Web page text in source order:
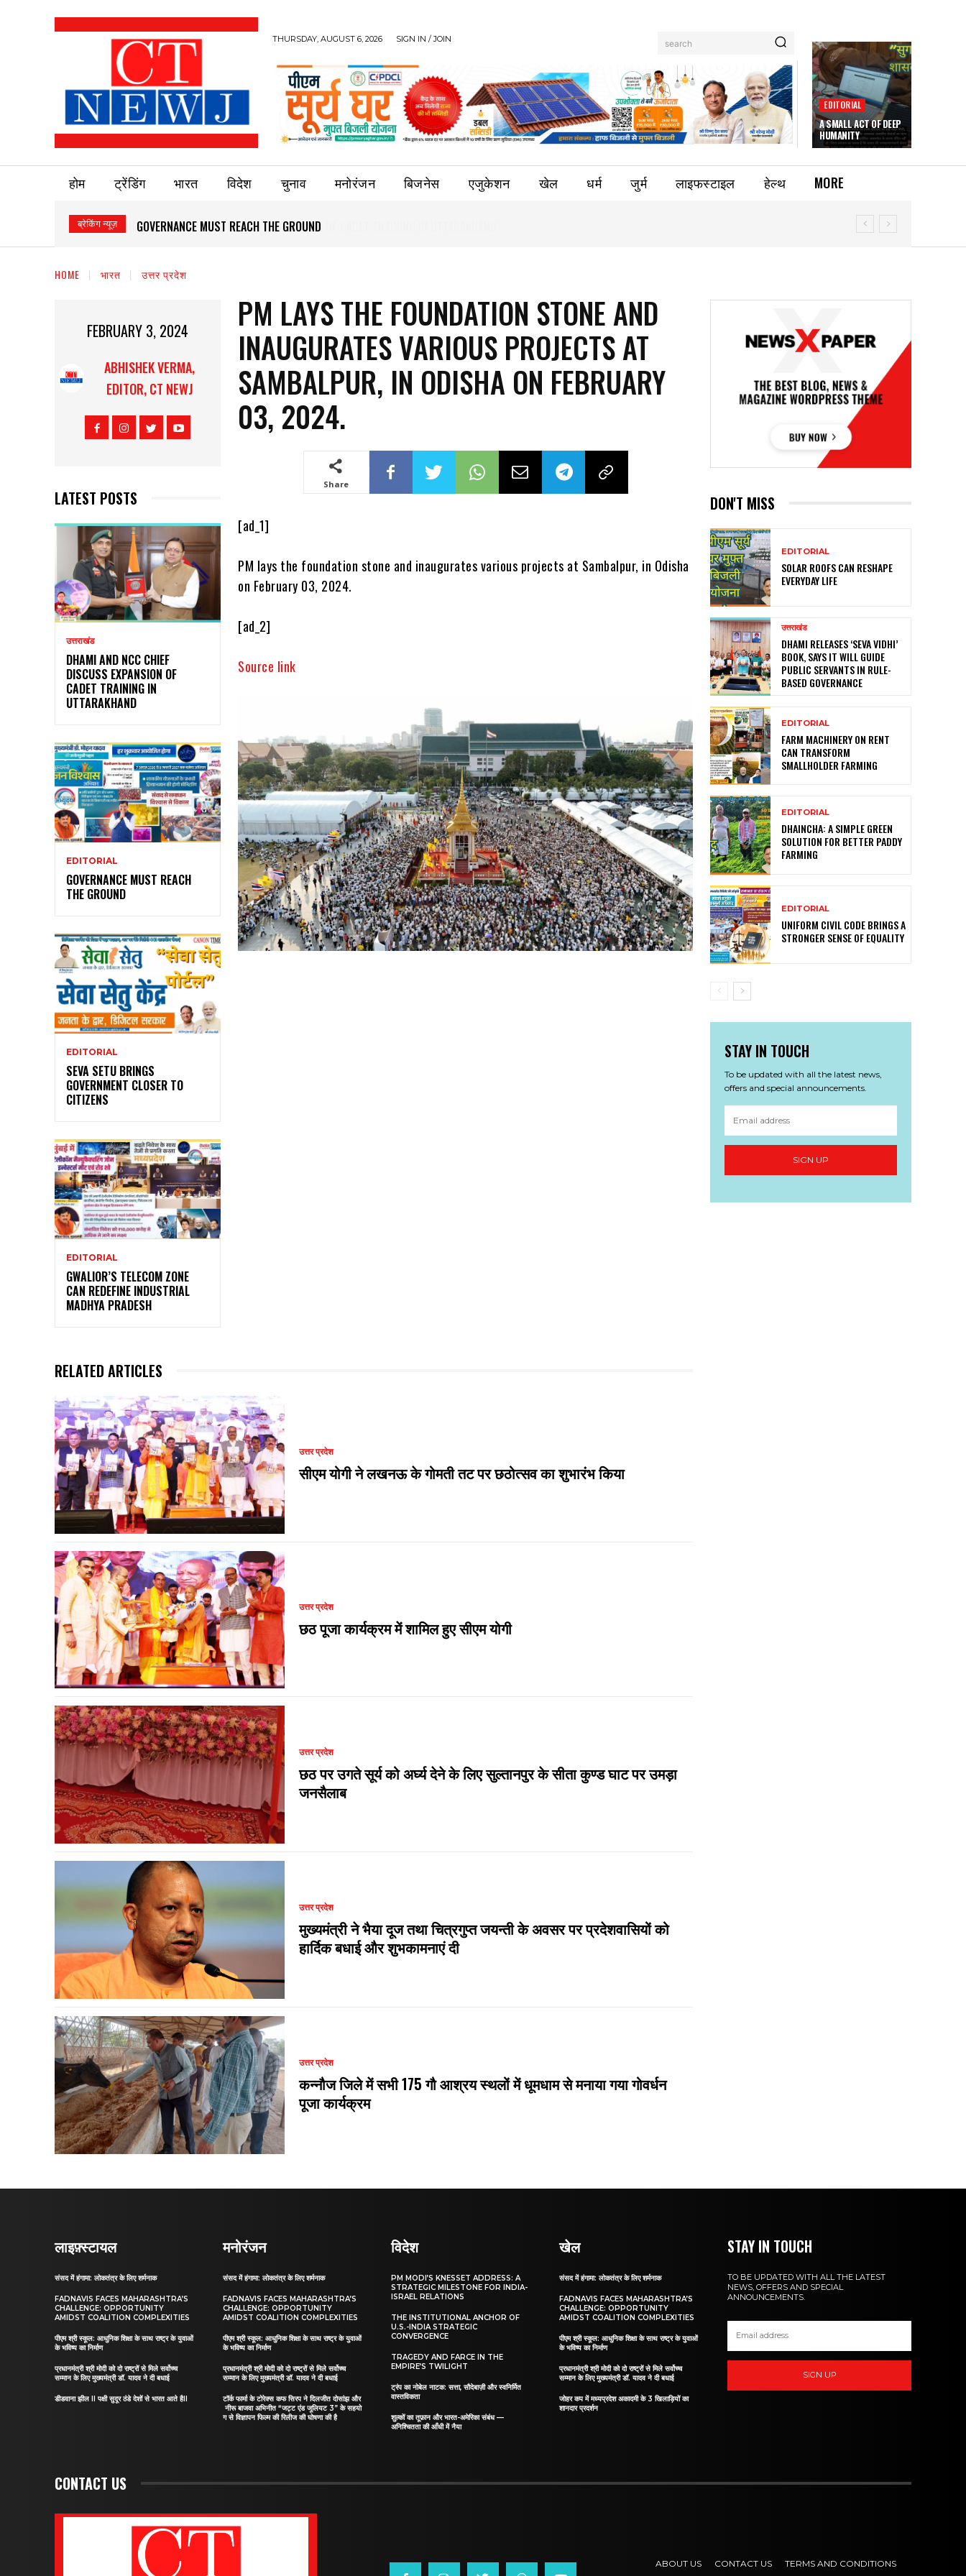
THURSDAY, AUGUST 6, 2026 SIGN IN / JOIN search
EDITORIAL
A SMALL ACT OF DEEP
HUMANITY
होम ट्रेंडिंग भारत विदेश चुनाव मनोरंजन बिजनेस एजुकेशन खेल धर्म जुर्म लाइफस्टाइल हेल्थ MORE
ब्रेकिंग न्यूज़ GOVERNANCE MUST REACH THE GROUND
HOME भारत उत्तर प्रदेश
FEBRUARY 3, 2024
ABHISHEK VERMA,
EDITOR, CT NEWJ
LATEST POSTS
उत्तराखंड
DHAMI AND NCC CHIEF
DISCUSS EXPANSION OF
CADET TRAINING IN
UTTARAKHAND
EDITORIAL
GOVERNANCE MUST REACH
THE GROUND
EDITORIAL
SEVA SETU BRINGS
GOVERNMENT CLOSER TO
CITIZENS
EDITORIAL
GWALIOR’S TELECOM ZONE
CAN REDEFINE INDUSTRIAL
MADHYA PRADESH
PM LAYS THE FOUNDATION STONE AND
INAUGURATES VARIOUS PROJECTS AT
SAMBALPUR, IN ODISHA ON FEBRUARY
03, 2024.
Share
[ad_1]
PM lays the foundation stone and inaugurates various projects at Sambalpur, in Odisha
on February 03, 2024.
[ad_2]
Source link
RELATED ARTICLES
उत्तर प्रदेश
सीएम योगी ने लखनऊ के गोमती तट पर छठोत्सव का शुभारंभ किया
उत्तर प्रदेश
छठ पूजा कार्यक्रम में शामिल हुए सीएम योगी
उत्तर प्रदेश
छठ पर उगते सूर्य को अर्घ्य देने के लिए सुल्तानपुर के सीता कुण्ड घाट पर उमड़ा
जनसैलाब
उत्तर प्रदेश
मुख्यमंत्री ने भैया दूज तथा चित्रगुप्त जयन्ती के अवसर पर प्रदेशवासियों को
हार्दिक बधाई और शुभकामनाएं दी
उत्तर प्रदेश
कन्नौज जिले में सभी 175 गौ आश्रय स्थलों में धूमधाम से मनाया गया गोवर्धन
पूजा कार्यक्रम
DON'T MISS
EDITORIAL
SOLAR ROOFS CAN RESHAPE
EVERYDAY LIFE
उत्तराखंड
DHAMI RELEASES ‘SEVA VIDHI’
BOOK, SAYS IT WILL GUIDE
PUBLIC SERVANTS IN RULE-
BASED GOVERNANCE
EDITORIAL
FARM MACHINERY ON RENT
CAN TRANSFORM
SMALLHOLDER FARMING
EDITORIAL
DHAINCHA: A SIMPLE GREEN
SOLUTION FOR BETTER PADDY
FARMING
EDITORIAL
UNIFORM CIVIL CODE BRINGS A
STRONGER SENSE OF EQUALITY
STAY IN TOUCH
To be updated with all the latest news,
offers and special announcements.
SIGN UP
लाइफ़्स्टायल
संसद में हंगामा: लोकतंत्र के लिए शर्मनाक
FADNAVIS FACES MAHARASHTRA’S
CHALLENGE: OPPORTUNITY
AMIDST COALITION COMPLEXITIES
पीएम श्री स्कूल: आधुनिक शिक्षा के साथ राष्ट्र के युवाओं
के भविष्य का निर्माण
प्रधानमंत्री श्री मोदी को दो राष्ट्रों से मिले सर्वोच्च
सम्मान के लिए मुख्यमंत्री डॉ. यादव ने दी बधाई
डीडवाना झील II पक्षी सुदूर ठंडे देशों से भारत आते हैII
मनोरंजन
संसद में हंगामा: लोकतंत्र के लिए शर्मनाक
FADNAVIS FACES MAHARASHTRA’S
CHALLENGE: OPPORTUNITY
AMIDST COALITION COMPLEXITIES
पीएम श्री स्कूल: आधुनिक शिक्षा के साथ राष्ट्र के युवाओं
के भविष्य का निर्माण
प्रधानमंत्री श्री मोदी को दो राष्ट्रों से मिले सर्वोच्च
सम्मान के लिए मुख्यमंत्री डॉ. यादव ने दी बधाई
टॉर्क फार्मा के टोरेक्स कफ सिरप ने दिलजीत दोसांझ और
नीरू बाजवा अभिनीत “जट्ट एंड जूलियट 3” के सहयो
ग से विज्ञापन फिल्म की रिलीज की घोषणा की है
विदेश
PM MODI’S KNESSET ADDRESS: A
STRATEGIC MILESTONE FOR INDIA-
ISRAEL RELATIONS
THE INSTITUTIONAL ANCHOR OF
U.S.-INDIA STRATEGIC
CONVERGENCE
TRAGEDY AND FARCE IN THE
EMPIRE’S TWILIGHT
ट्रंप का नोबेल नाटक: सत्ता, सौदेबाज़ी और स्वनिर्मित
वास्तविकता
शुल्कों का तूफ़ान और भारत-अमेरिका संबंध —
अनिश्चितता की आँधी में नैया
खेल
संसद में हंगामा: लोकतंत्र के लिए शर्मनाक
FADNAVIS FACES MAHARASHTRA’S
CHALLENGE: OPPORTUNITY
AMIDST COALITION COMPLEXITIES
पीएम श्री स्कूल: आधुनिक शिक्षा के साथ राष्ट्र के युवाओं
के भविष्य का निर्माण
प्रधानमंत्री श्री मोदी को दो राष्ट्रों से मिले सर्वोच्च
सम्मान के लिए मुख्यमंत्री डॉ. यादव ने दी बधाई
जोहर कप में मध्यप्रदेश अकादमी के 3 खिलाड़ियों का
शानदार प्रदर्शन
STAY IN TOUCH
TO BE UPDATED WITH ALL THE LATEST
NEWS, OFFERS AND SPECIAL
ANNOUNCEMENTS.
SIGN UP
CONTACT US
ABOUT US CONTACT US TERMS AND CONDITIONS